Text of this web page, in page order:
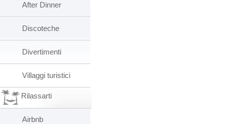
After Dinner
Discoteche
Divertimenti
Villaggi turistici
Rilassarti
Airbnb